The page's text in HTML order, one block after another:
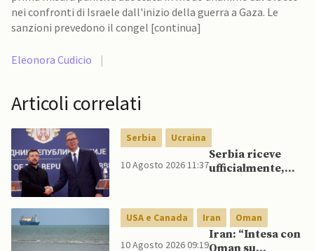
nei confronti di Israele dall'inizio della guerra a Gaza. Le
sanzioni prevedono il congel [continua]
Eleonora Cudicio |
Articoli correlati
Serbia Ucraina
10 Agosto 2026 11:37
Serbia riceve
ufficialmente,
insediamento,
presidente
ucraino Zelensky
USA e Canada Iran Oman
10 Agosto 2026 09:19
Iran: “Intesa con